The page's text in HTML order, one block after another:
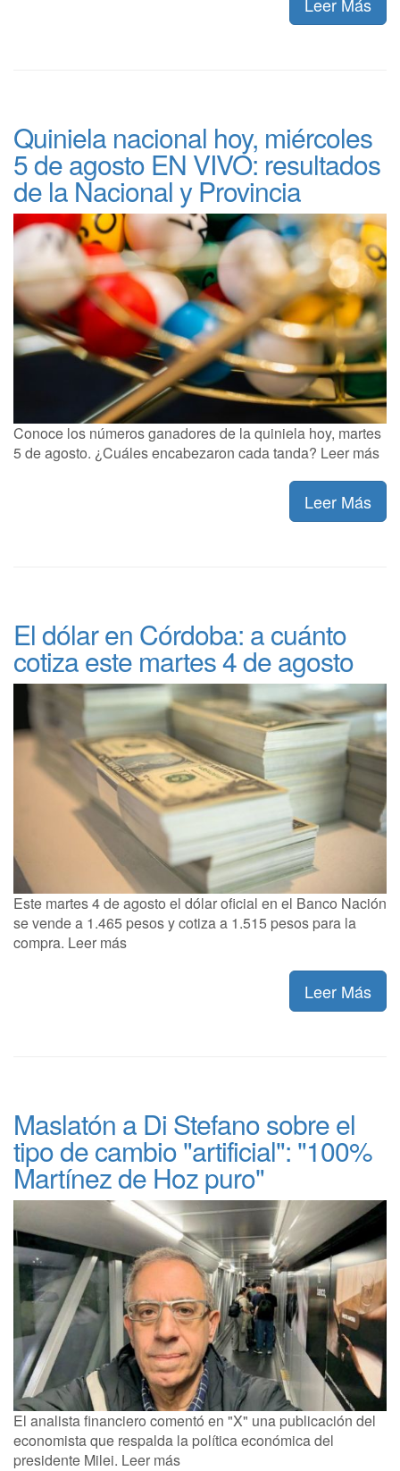
Quiniela nacional hoy, miércoles
5 de agosto EN VIVO: resultados
de la Nacional y Provincia
Conoce los números ganadores de la quiniela hoy, martes
5 de agosto. ¿Cuáles encabezaron cada tanda? Leer más
Leer Más
El dólar en Córdoba: a cuánto
cotiza este martes 4 de agosto
Este martes 4 de agosto el dólar oficial en el Banco Nación
se vende a 1.465 pesos y cotiza a 1.515 pesos para la
compra. Leer más
Leer Más
Maslatón a Di Stefano sobre el
tipo de cambio "artificial": "100%
Martínez de Hoz puro"
El analista financiero comentó en "X" una publicación del
economista que respalda la política económica del
presidente Milei. Leer más